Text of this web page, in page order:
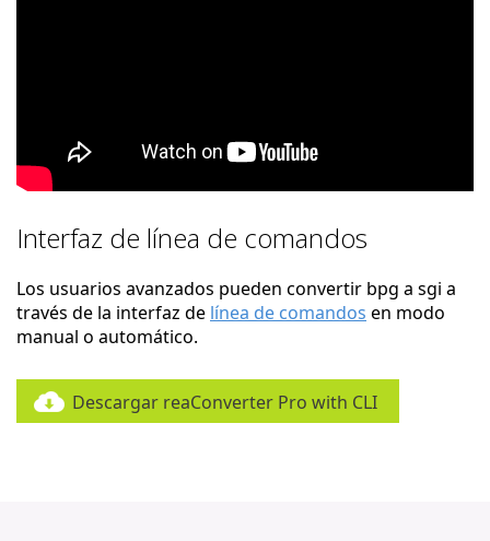
Interfaz de línea de comandos
Los usuarios avanzados pueden convertir bpg a sgi a
través de la interfaz de línea de comandos en modo
manual o automático.
Descargar reaConverter Pro with CLI